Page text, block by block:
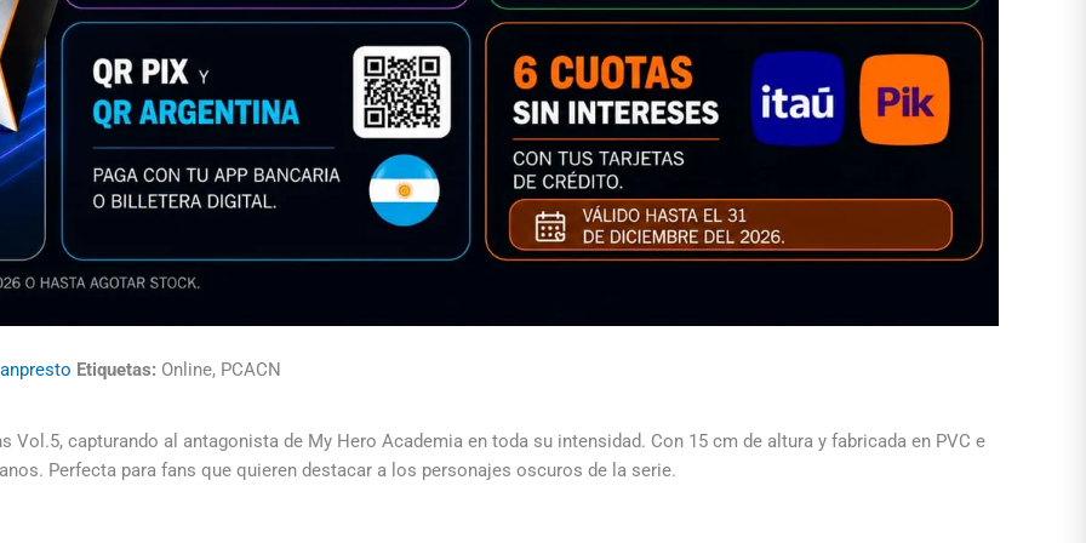
Etiquetas: Online, PCACN
Vol.5, capturando al antagonista de My Hero Academia en toda su intensidad. Con 15 cm de altura y fabricada en PVC e
Perfecta para fans que quieren destacar a los personajes oscuros de la serie.